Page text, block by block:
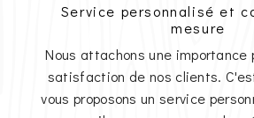
Service personnalisé et
mesure
Nous attachons une importance
satisfaction de nos clients.
vous proposons un service